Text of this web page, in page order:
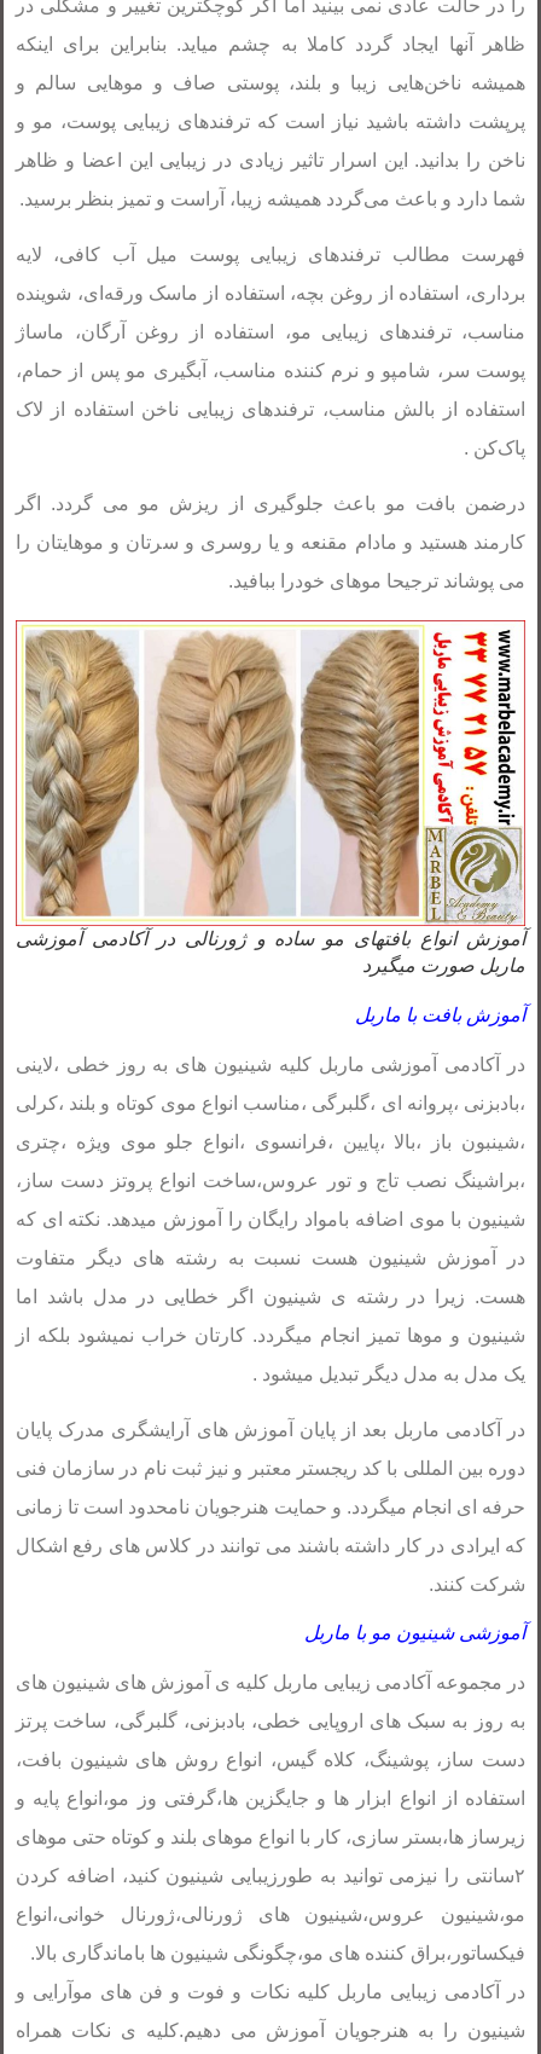
را در حالت عادی نمی بینید اما اگر کوچکترین تغییر و مشکلی در
ظاهر آنها ایجاد گردد کاملا به چشم میاید. بنابراین برای اینکه
همیشه ناخن‌هایی زیبا و بلند، پوستی صاف و موهایی سالم و
پرپشت داشته باشید نیاز است که ترفندهای زیبایی پوست، مو و
ناخن را بدانید. این اسرار تاثیر زیادی در زیبایی این اعضا و ظاهر
شما دارد و باعث می‌گردد همیشه زیبا، آراست و تمیز بنظر برسید.
فهرست مطالب ترفندهای زیبایی پوست میل آب کافی، لایه
برداری، استفاده از روغن بچه، استفاده از ماسک ورقه‌ای، شوینده
مناسب، ترفندهای زیبایی مو، استفاده از روغن آرگان، ماساژ
پوست سر، شامپو و نرم کننده مناسب، آبگیری مو پس از حمام،
استفاده از بالش مناسب، ترفندهای زیبایی ناخن استفاده از لاک
پاک‌کن .
درضمن بافت مو باعث جلوگیری از ریزش مو می گردد. اگر
کارمند هستید و مادام مقنعه و یا روسری و سرتان و موهایتان را
می پوشاند ترجیحا موهای خودرا ببافید.
آموزش انواع بافتهای مو ساده و ژورنالی در آکادمی آموزشی
ماربل صورت میگیرد
آموزش بافت با ماربل
در آکادمی آموزشی ماربل کلیه شینیون های به روز خطی ،لاینی
،بادبزنی ،پروانه ای ،گلبرگی ،مناسب انواع موی کوتاه و بلند ،کرلی
،شینبون باز ،بالا ،پایین ،فرانسوی ،انواع جلو موی ویژه ،چتری
،براشینگ نصب تاج و تور عروس،ساخت انواع پروتز دست ساز،
شینیون با موی اضافه بامواد رایگان را آموزش میدهد. نکته ای که
در آموزش شینیون هست نسبت به رشته های دیگر متفاوت
هست. زیرا در رشته ی شینیون اگر خطایی در مدل باشد اما
شینیون و موها تمیز انجام میگردد. کارتان خراب نمیشود بلکه از
یک مدل به مدل دیگر تبدیل میشود .
در آکادمی ماربل بعد از پایان آموزش های آرایشگری مدرک پایان
دوره بین المللی با کد ریجستر معتبر و نیز ثبت نام در سازمان فنی
حرفه ای انجام میگردد. و حمایت هنرجویان نامحدود است تا زمانی
که ایرادی در کار داشته باشند می توانند در کلاس های رفع اشکال
شرکت کنند.
آموزشی شینیون مو با ماربل
در مجموعه آکادمی زیبایی ماربل کلیه ی آموزش های شینیون های
به روز به سبک های اروپایی خطی، بادبزنی، گلبرگی، ساخت پرتز
دست ساز، پوشینگ، کلاه گیس، انواع روش های شینیون بافت،
استفاده از انواع ابزار ها و جایگزین ها،گرفتی وز مو،انواع پایه و
زیرساز ها،بستر سازی، کار با انواع موهای بلند و کوتاه حتی موهای
۲سانتی را نیزمی توانید به طورزیبایی شینیون کنید، اضافه کردن
مو،شینیون عروس،شینیون های ژورنالی،ژورنال خوانی،انواع
فیکساتور،براق کننده های مو،چگونگی شینیون ها باماندگاری بالا.
در آکادمی زیبایی ماربل کلیه نکات و فوت و فن های موآرایی و
شینیون را به هنرجویان آموزش می دهیم.کلیه ی نکات همراه